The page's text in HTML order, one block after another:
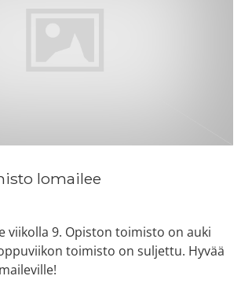
lomailee
viikolla 9. Opiston toimisto on auki
toimisto on suljettu. Hyvää